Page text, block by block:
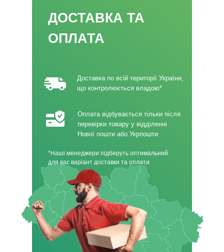
ДОСТАВКА ТА
ОПЛАТА
Оплата відбувається тільки після
перевірки товару у відділенні
Нової пошти або Укрпошти
Доставка по всій території України,
що контролюється владою*
*Наші менеджери підберуть оптимальний
для вас варіант доставки та оплати